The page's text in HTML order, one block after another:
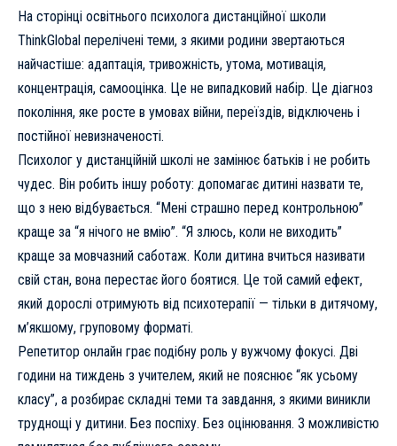
На сторінці освітнього психолога дистанційної школи
ThinkGlobal перелічені теми, з якими родини звертаються
найчастіше: адаптація, тривожність, утома, мотивація,
концентрація, самооцінка. Це не випадковий набір. Це діагноз
покоління, яке росте в умовах війни, переїздів, відключень і
постійної невизначеності.
Психолог у дистанційній школі не замінює батьків і не робить
чудес. Він робить іншу роботу: допомагає дитині назвати те,
що з нею відбувається. “Мені страшно перед контрольною”
краще за “я нічого не вмію”. “Я злюсь, коли не виходить”
краще за мовчазний саботаж. Коли дитина вчиться називати
свій стан, вона перестає його боятися. Це той самий ефект,
який дорослі отримують від психотерапії — тільки в дитячому,
м’якшому, груповому форматі.
Репетитор онлайн грає подібну роль у вужчому фокусі. Дві
години на тиждень з учителем, який не пояснює “як усьому
класу”, а розбирає складні теми та завдання, з якими виникли
труднощі у дитини. Без поспіху. Без оцінювання. З можливістю